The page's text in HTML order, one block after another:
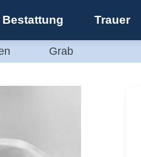
Bestattung Trauer
Grab